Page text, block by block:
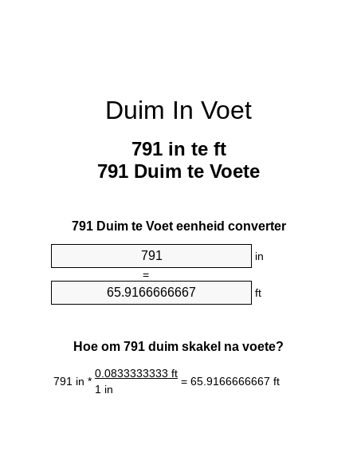
Duim In Voet
791 in te ft
791 Duim te Voete
791 Duim te Voet eenheid converter
in
=
ft
Hoe om 791 duim skakel na voete?
791 in *
0.0833333333 ft
= 65.9166666667 ft
1 in